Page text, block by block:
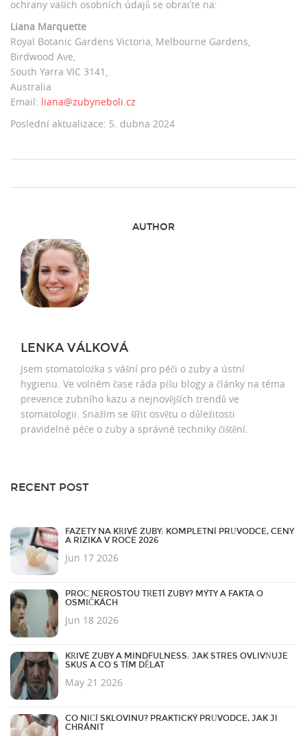
ochrany vašich osobních údajů se obraťte na:
Liana Marquette
Royal Botanic Gardens Victoria, Melbourne Gardens,
Birdwood Ave,
South Yarra VIC 3141,
Australia
Email: liana@zubyneboli.cz
Poslední aktualizace: 5. dubna 2024
AUTHOR
LENKA VÁLKOVÁ
Jsem stomatoložka s vášní pro péči o zuby a ústní
hygienu. Ve volném čase ráda píšu blogy a články na téma
prevence zubního kazu a nejnovějších trendů ve
stomatologii. Snažím se šířit osvětu o důležitosti
pravidelné péče o zuby a správné techniky čištění.
RECENT POST
FAZETY NA KŘIVÉ ZUBY: KOMPLETNÍ PRŮVODCE, CENY
A RIZIKA V ROCE 2026
Jun 17 2026
PROČ NEROSTOU TŘETÍ ZUBY? MÝTY A FAKTA O
OSMIČKÁCH
Jun 18 2026
KŘIVÉ ZUBY A MINDFULNESS: JAK STRES OVLIVŇUJE
SKUS A CO S TÍM DĚLAT
May 21 2026
CO NIČÍ SKLOVINU? PRAKTICKÝ PRŮVODCE, JAK JI
CHRÁNIT